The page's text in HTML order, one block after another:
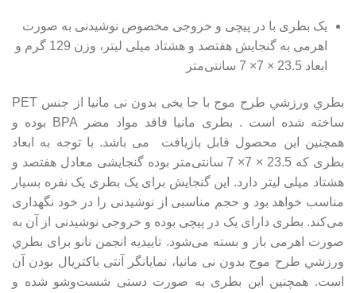
یک بطری با در پیچی و خروجی مخصوص نوشیدنی به صورت
اهرمی به گنجایش هفتصد و هشتاد میلی لیتر، وزن 129 گرم و
ابعاد 23.5 × 7× 7 سانتی‌متر
بطري ورزشي طرح موج با جا یخی بدون نی مانیا از جنس PET
ساخته شده است . بطری مانیا فاقد مواد مضر BPA بوده و
همچنین این محصول قابل بازیافت می باشد. با توجه به ابعاد
بطری که 23.5 × 7× 7 سانتی‌متر بوده گنجایشی معادل هفتصد و
هشتاد میلی لیتر دارد. این گنجایش برای یک بطری یک نفره بسیار
مناسب خواهد بود و حجم مناسبی از نوشیدنی را در خود نگهداری
می‌کند. بطری دارای یک در پیچی بوده و خروجی نوشیدنی از آن به
صورت اهرمی باز و بسته می‌شود. تاییدیه انجمن نانو برای بطري
ورزشي طرح موج بدون نی مانیا، نمایانگر آنتی باکتریال بودن آن
است. همچنین این بطری به صورت دستی شست‌وشو شده و